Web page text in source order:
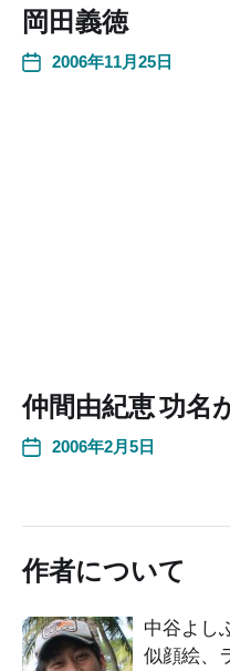
岡田義徳
2006年11月25日
仲間由紀恵 功名
2006年2月5日
作者について
中谷よし
似顔絵、